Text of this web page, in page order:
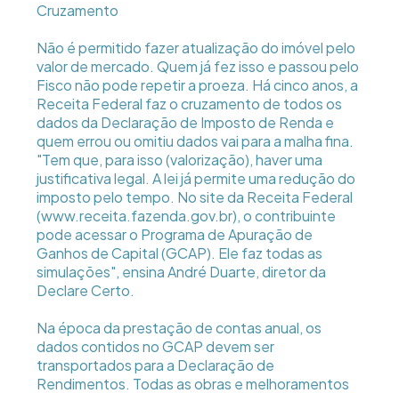
Cruzamento
Não é permitido fazer atualização do imóvel pelo
valor de mercado. Quem já fez isso e passou pelo
Fisco não pode repetir a proeza. Há cinco anos, a
Receita Federal faz o cruzamento de todos os
dados da Declaração de Imposto de Renda e
quem errou ou omitiu dados vai para a malha fina.
"Tem que, para isso (valorização), haver uma
justificativa legal. A lei já permite uma redução do
imposto pelo tempo. No site da Receita Federal
(www.receita.fazenda.gov.br), o contribuinte
pode acessar o Programa de Apuração de
Ganhos de Capital (GCAP). Ele faz todas as
simulações", ensina André Duarte, diretor da
Declare Certo.
Na época da prestação de contas anual, os
dados contidos no GCAP devem ser
transportados para a Declaração de
Rendimentos. Todas as obras e melhoramentos